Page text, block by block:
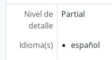
Nivel de
detalle
Partial
Idioma(s)
español